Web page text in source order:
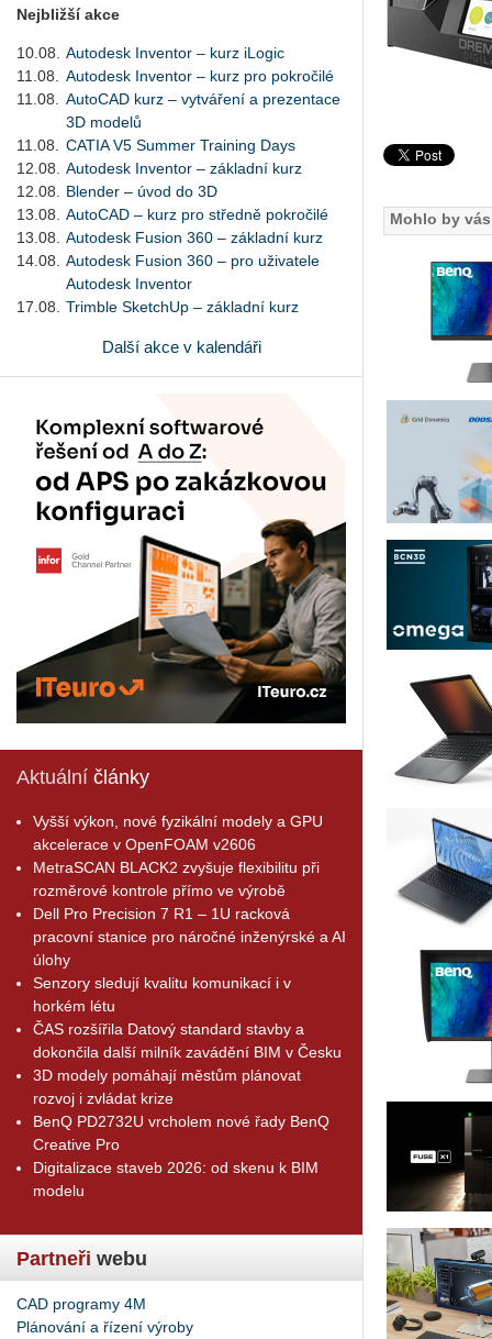
Nejbližší akce
10.08.
Autodesk Inventor – kurz iLogic
11.08.
Autodesk Inventor – kurz pro pokročilé
11.08.
AutoCAD kurz – vytváření a prezentace
3D modelů
11.08.
CATIA V5 Summer Training Days
12.08.
Autodesk Inventor – základní kurz
12.08.
Blender – úvod do 3D
13.08.
AutoCAD – kurz pro středně pokročilé
13.08.
Autodesk Fusion 360 – základní kurz
14.08.
Autodesk Fusion 360 – pro uživatele
Autodesk Inventor
17.08.
Trimble SketchUp – základní kurz
Další akce v kalendáři
Aktuální články
Vyšší výkon, nové fyzikální modely a GPU
akcelerace v OpenFOAM v2606
MetraSCAN BLACK2 zvyšuje flexibilitu při
rozměrové kontrole přímo ve výrobě
Dell Pro Precision 7 R1 – 1U racková
pracovní stanice pro náročné inženýrské a AI
úlohy
Senzory sledují kvalitu komunikací i v
horkém létu
ČAS rozšířila Datový standard stavby a
dokončila další milník zavádění BIM v Česku
3D modely pomáhají městům plánovat
rozvoj i zvládat krize
BenQ PD2732U vrcholem nové řady BenQ
Creative Pro
Digitalizace staveb 2026: od skenu k BIM
modelu
Partneři webu
CAD programy 4M
Plánování a řízení výroby
Mohlo by